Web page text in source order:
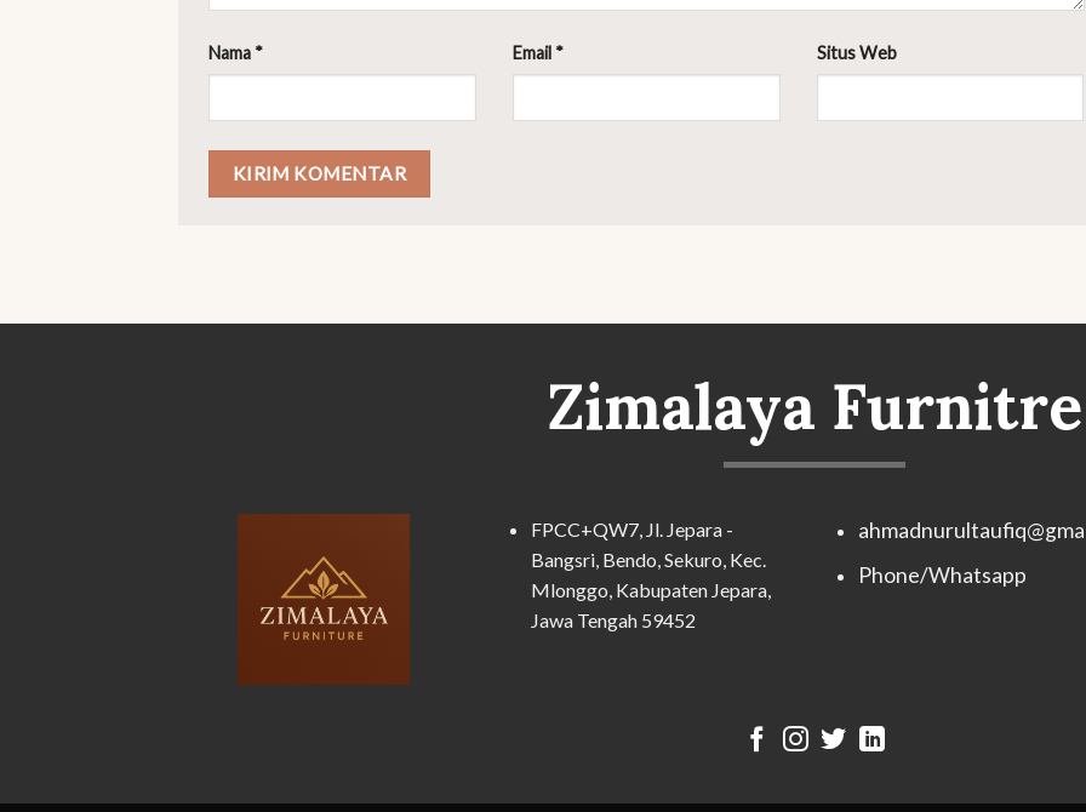
Nama * Email * Situs Web
Zimalaya Furnitre
FPCC+QW7, Jl. Jepara -
Bangsri, Bendo, Sekuro, Kec.
Mlonggo, Kabupaten Jepara,
Jawa Tengah 59452
Phone/Whatsapp